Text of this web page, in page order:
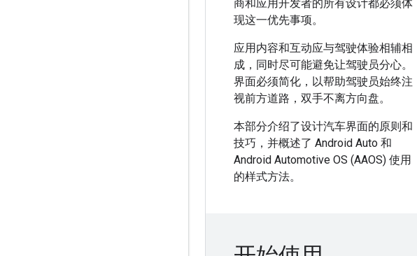
商和应用开发者的所有设计都必须体
现这一优先事项。
应用内容和互动应与驾驶体验相辅相
成，同时尽可能避免让驾驶员分心。
界面必须简化，以帮助驾驶员始终注
视前方道路，双手不离方向盘。
本部分介绍了设计汽车界面的原则和
技巧，并概述了 Android Auto 和
Android Automotive OS (AAOS) 使用
的样式方法。